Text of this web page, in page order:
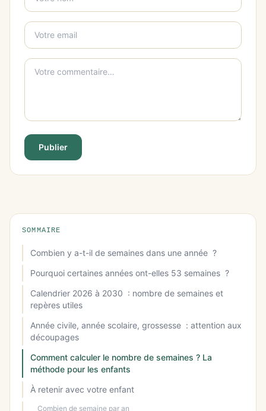
Publier
SOMMAIRE
Combien y a-t-il de semaines dans une année ?
Pourquoi certaines années ont-elles 53 semaines ?
Calendrier 2026 à 2030 : nombre de semaines et
repères utiles
Année civile, année scolaire, grossesse : attention aux
découpages
Comment calculer le nombre de semaines ? La
méthode pour les enfants
À retenir avec votre enfant
Combien de semaine par an